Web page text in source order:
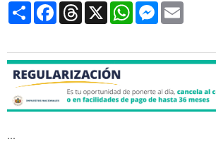
CompartirFacebookThreads
X WhatsAppMessenger
...